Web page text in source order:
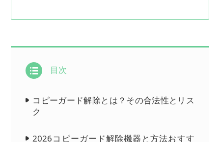
目次
コピーガード解除とは？その合法性とリス
ク
2026コピーガード解除機器と方法おすす